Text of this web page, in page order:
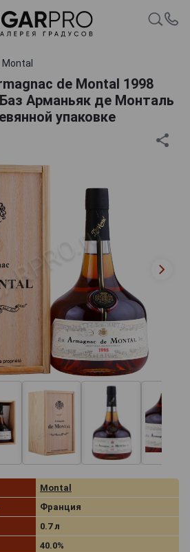
Montal
de Montal 1998
Арманьяк де Монталь
упаковке
Montal
Франция
0.7 л
40.0%